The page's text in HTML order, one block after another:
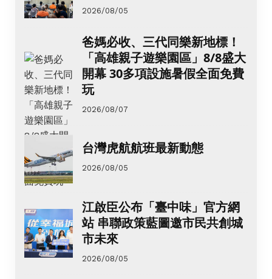
2026/08/05
爸媽必收、三代同樂新地標！
「高雄親子遊樂園區」8/8盛大
開幕 30多項設施暑假全面免費
玩
2026/08/07
台灣虎航航班最新動態
2026/08/05
江啟臣公布「臺中味」官方網
站 串聯政策藍圖邀市民共創城
市未來
2026/08/05